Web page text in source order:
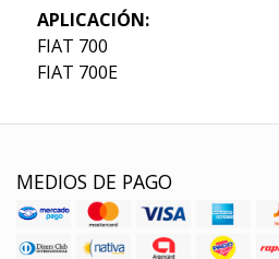
APLICACIÓN:
FIAT 700
FIAT 700E
MEDIOS DE PAGO